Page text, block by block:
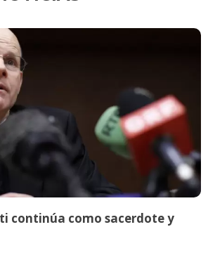
continúa como sacerdote y